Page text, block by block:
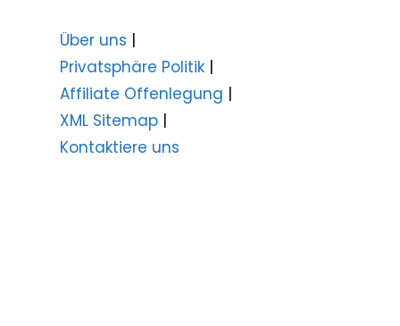
Über uns |
Privatsphäre Politik |
Affiliate Offenlegung |
XML Sitemap |
Kontaktiere uns